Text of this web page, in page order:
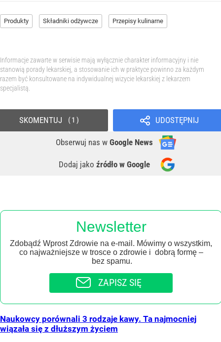
Produkty Składniki odżywcze Przepisy kulinarne
Informacje zawarte w serwisie mają wyłącznie charakter informacyjny i nie
stanowią porady lekarskiej, a stosowanie ich w praktyce powinno za każdym
razem być konsultowane na indywidualnej wizycie lekarskiej z lekarzem
specjalistą.
UDOSTĘPNIJ
Obserwuj nas w Google News
Dodaj jako źródło w Google
SKOMENTUJ 1
Newsletter
Zdobądź Wprost Zdrowie na e-mail. Mówimy o wszystkim,
co najważniejsze w trosce o zdrowie i dobrą formę –
bez spamu.
ZAPISZ SIĘ
Naukowcy porównali 3 rodzaje kawy. Ta najmocniej
wiązała się z dłuższym życiem